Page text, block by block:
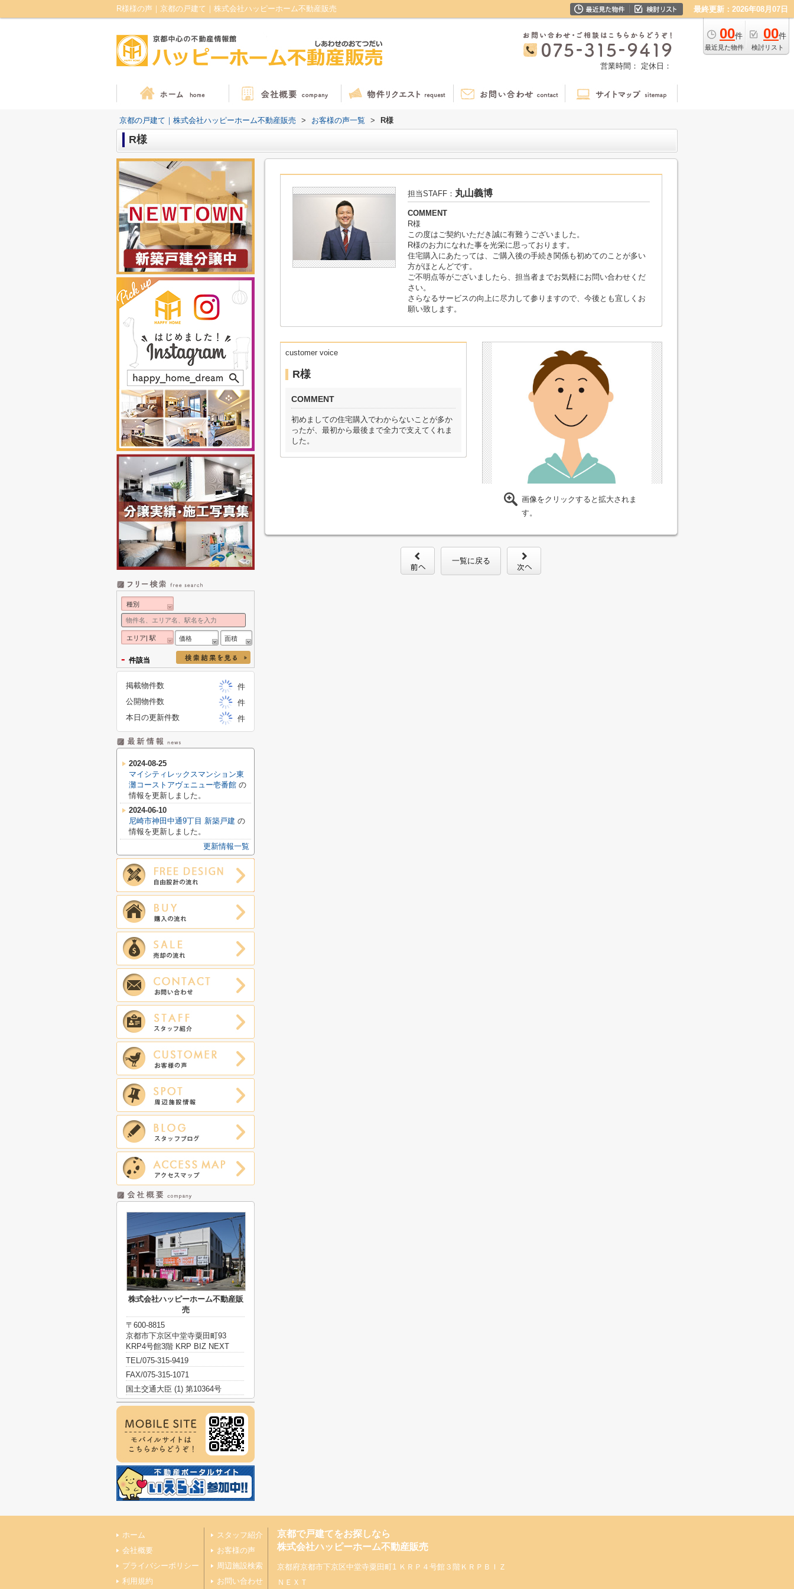
R様様の声｜京都の戸建て｜株式会社ハッピーホーム不動産販売 最終更新：2026年08月07日
00件
最近見た物件
00件
検討リスト
営業時間： 定休日：
京都の戸建て｜株式会社ハッピーホーム不動産販売 > お客様の声一覧 > R様
R様
担当STAFF： 丸山義博
COMMENT
R様
この度はご契約いただき誠に有難うございました。
R様のお力になれた事を光栄に思っております。
住宅購入にあたっては、ご購入後の手続き関係も初めてのことが多い
方がほとんどです。
ご不明点等がございましたら、担当者までお気軽にお問い合わせくだ
さい。
さらなるサービスの向上に尽力して参りますので、今後とも宜しくお
願い致します。
customer voice
R様
COMMENT
初めましての住宅購入でわからないことが多か
ったが、最初から最後まで全力で支えてくれま
した。
画像をクリックすると拡大されま
す。
一覧に戻る
種別
エリア| 駅 価格 面積
- 件該当
掲載物件数
件
公開物件数
件
本日の更新件数
件
2024-08-25
マイシティレックスマンション東
灘コーストアヴェニュー壱番館 の
情報を更新しました。
2024-06-10
尼崎市神田中通9丁目 新築戸建 の
情報を更新しました。
更新情報一覧
株式会社ハッピーホーム不動産販
売
〒600-8815
京都市下京区中堂寺粟田町93
KRP4号館3階 KRP BIZ NEXT
TEL/075-315-9419
FAX/075-315-1071
国土交通大臣 (1) 第10364号
ホーム
会社概要
プライバシーポリシー
利用規約
スタッフ紹介
お客様の声
周辺施設検索
お問い合わせ
京都で戸建てをお探しなら
株式会社ハッピーホーム不動産販売
京都府京都市下京区中堂寺粟田町1 ＫＲＰ４号館３階ＫＲＰＢＩＺ
ＮＥＸＴ